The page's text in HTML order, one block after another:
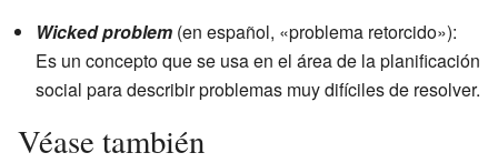
Wicked problem (en español, «problema retorcido»):
Es un concepto que se usa en el área de la planificación
social para describir problemas muy difíciles de resolver.
Véase también